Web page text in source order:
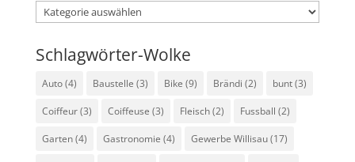
Kategorien
Schlagwörter-Wolke
Auto(4) Baustelle (3) Bike (9) Brändi (2) bunt(3)
Coiffeur(3) Coiffeuse (3) Fleisch(2) Fussball (2)
Garten(4) Gastronomie (4) Gewerbe Willisau(17)